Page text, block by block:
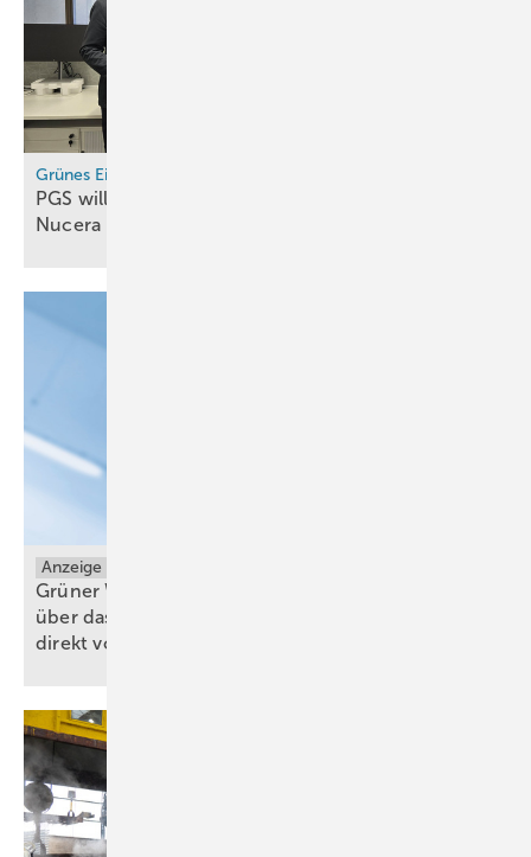
Grünes Eisen
PGS will 1,4-GW-Elektrolyseur von Thyssenkrupp
Nucera
Anzeige
Grüner Wasserstoff für Industrie und Mobilität -
über das wachsende H2-Kernnetz oder per Trailer
direkt vor die